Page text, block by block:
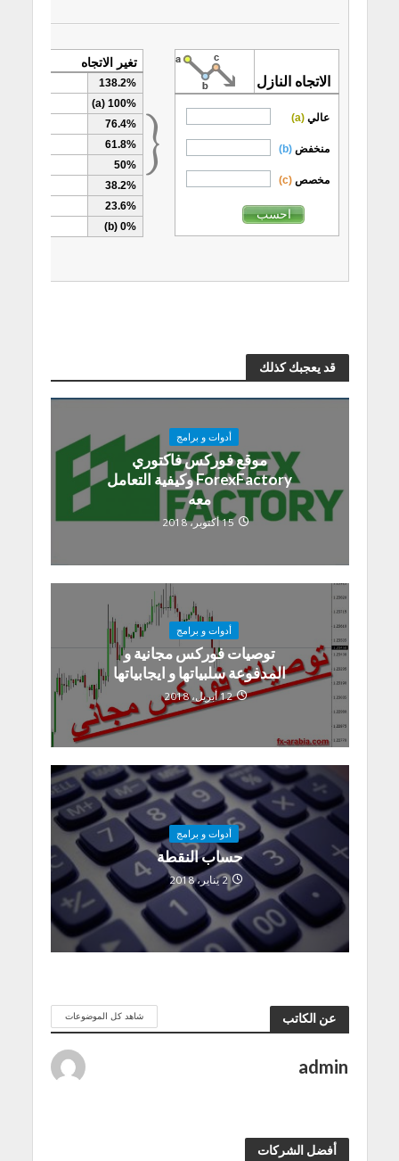
قد يعجبك كذلك
أدوات و برامج
موقع فوركس فاكتوري
ForexFactory وكيفية التعامل
معه
15 أكتوبر، 2018
أدوات و برامج
توصيات فوركس مجانية و
المدفوعة سلبياتها و ايجابياتها
12 أبريل، 2018
أدوات و برامج
حساب النقطة
2 يناير، 2018
عن الكاتب شاهد كل الموضوعات
admin
أفضل الشركات